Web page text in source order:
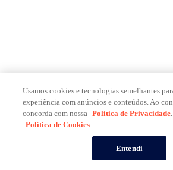
Usamos cookies e tecnologias semelhantes
experiência com anúncios e conteúdos. Ao
concorda com nossa Política de Privacidade
Política de Cookies
Entendi